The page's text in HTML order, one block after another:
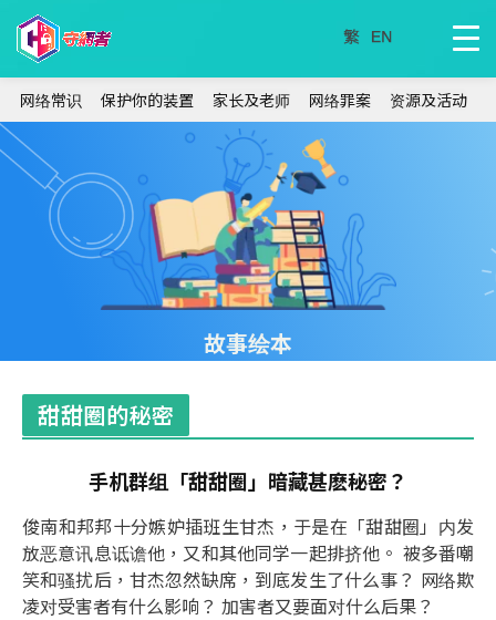
网络常识 保护你的装置 家长及老师 网络罪案 资源及活动
故事绘本
甜甜圈的秘密
手机群组「甜甜圈」暗藏甚麽秘密？
俊南和邦邦十分嫉妒插班生甘杰，于是在「甜甜圈」内发
放恶意讯息诋谵他，又和其他同学一起排挤他。 被多番嘲
笑和骚扰后，甘杰忽然缺席，到底发生了什么事？ 网络欺
凌对受害者有什么影响？ 加害者又要面对什么后果？